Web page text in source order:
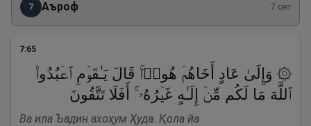
7 Аъроф 7 оят
7:65
۞ وَإِلَىٰ عَادٍ أَخَاهُمۡ هُودࣰاۚ قَالَ یَـٰقَوۡمِ ٱعۡبُدُوا۟
ٱللَّهَ مَا لَكُم مِّنۡ إِلَـٰهٍ غَیۡرُهُۥۤۚ أَفَلَا تَتَّقُونَ
Ва ила Ъадин ахоҳум Ҳуда. Қола йа